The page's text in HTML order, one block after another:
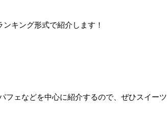
ンキング形式で紹介します！
フェなどを中心に紹介するので、ぜひスイーツ